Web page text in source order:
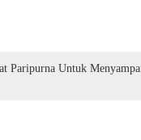
Paripurna Untuk